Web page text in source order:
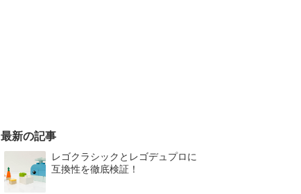
最新の記事
レゴクラシックとレゴデュプロに
互換性を徹底検証！